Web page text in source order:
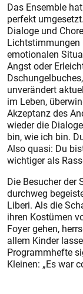
Das Ensemble
perfekt
Dialoge und
Lichtstimmungen
emotionalen
Angst oder
unverändert
im Leben,
Akzeptanz des
wieder die
bin, wie ich bin.
Also quasi: Du
wichtiger als
Die Besucher
durchweg
Liberi. Als die
ihren Kostümen
Foyer gehen,
allem Kinder
Programmhefte
Kleinen: „Es war